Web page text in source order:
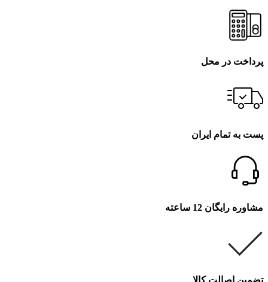
پرداخت در محل
پست به تمام ایران
مشاوره رایگان 12 ساعته
تضمین اصالت کالا